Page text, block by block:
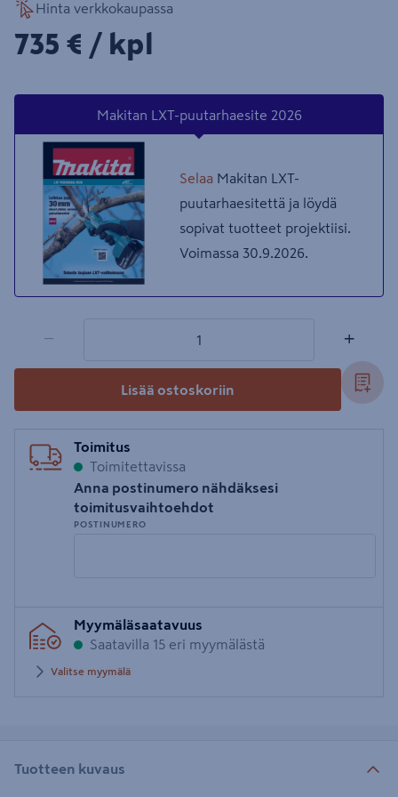
Hinta verkkokaupassa
735€/kpl
735 € / kpl
Makitan LXT-puutarhaesite 2026
Selaa Makitan LXT-
puutarhaesitettä ja löydä
sopivat tuotteet projektiisi.
Voimassa 30.9.2026.
− +
Lisää ostoskoriin
Toimitus
Toimitettavissa
Anna postinumero nähdäksesi
toimitusvaihtoehdot
POSTINUMERO
postinumero
Myymäläsaatavuus
Saatavilla 15 eri myymälästä
Valitse myymälä
Tuotteen kuvaus